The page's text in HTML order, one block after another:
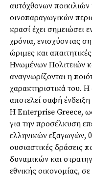
αυτόχθονων
οινοπαραγωγικών
κρασί έχει σημειώσει
χρόνια, ενισχύοντας
ώριμες και
Ηνωμένων Πολιτειών
αναγνωρίζονται η
χαρακτηριστικά του.
αποτελεί σαφή
Η Enterprise Greece,
για την προσέλκυση
ελληνικών εξαγωγών,
ουσιαστικές δράσεις
δυναμικών και
εθνικής οικονομίας,